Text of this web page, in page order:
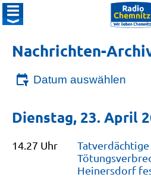
Nachrichten-
Datum auswählen
Dienstag, 23. April
14.27 Uhr
Tatverdächtige
Heinersdorf